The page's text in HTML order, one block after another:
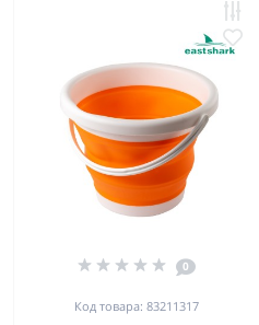
0
Код товара: 83211317